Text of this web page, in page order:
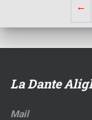
←
La Dante
Mail